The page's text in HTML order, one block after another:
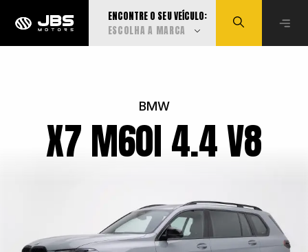
ENCONTRE O SEU VEÍCULO:
ESCOLHA A MARCA
Audi
Can-Am
BMW
X7 M60I 4.4 V8